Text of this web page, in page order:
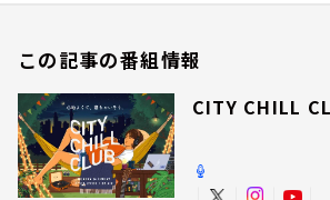
この記事の番組情報
CITY CHILL